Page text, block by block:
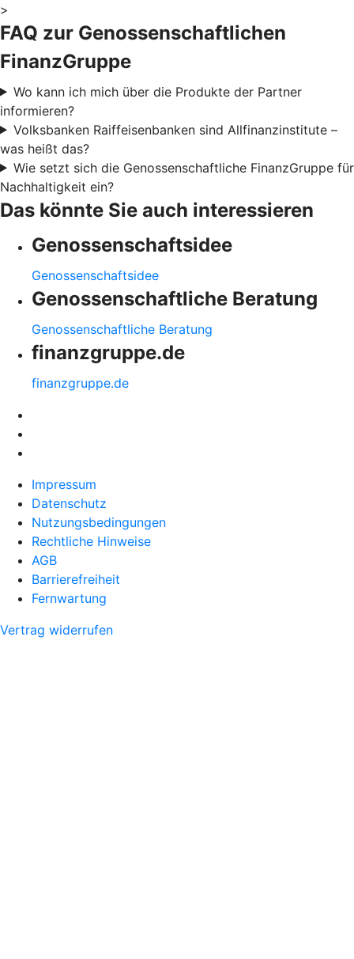
>
FAQ zur Genossenschaftlichen
FinanzGruppe
Wo kann ich mich über die Produkte der Partner
informieren?
Volksbanken Raiffeisenbanken sind Allfinanzinstitute –
was heißt das?
Wie setzt sich die Genossenschaftliche FinanzGruppe für
Nachhaltigkeit ein?
Das könnte Sie auch interessieren
Genossenschaftsidee
Genossenschaftsidee
Genossenschaftliche Beratung
Genossenschaftliche Beratung
finanzgruppe.de
finanzgruppe.de
Impressum
Datenschutz
Nutzungsbedingungen
Rechtliche Hinweise
AGB
Barrierefreiheit
Fernwartung
Vertrag widerrufen